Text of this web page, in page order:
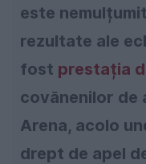
este
rezultate ale
fost prestația
covănenilor de
Arena, acolo
drept de apel